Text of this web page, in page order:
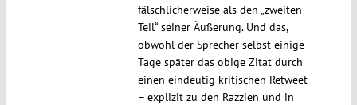
fälschlicherweise als den „zweiten
Teil“ seiner Äußerung. Und das,
obwohl der Sprecher selbst einige
Tage später das obige Zitat durch
einen eindeutig kritischen Retweet
– explizit zu den Razzien und in